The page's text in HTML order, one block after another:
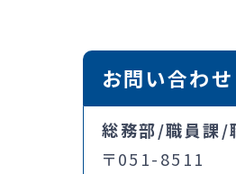
お問い合わせ
総務部/職員課/
〒051-8511